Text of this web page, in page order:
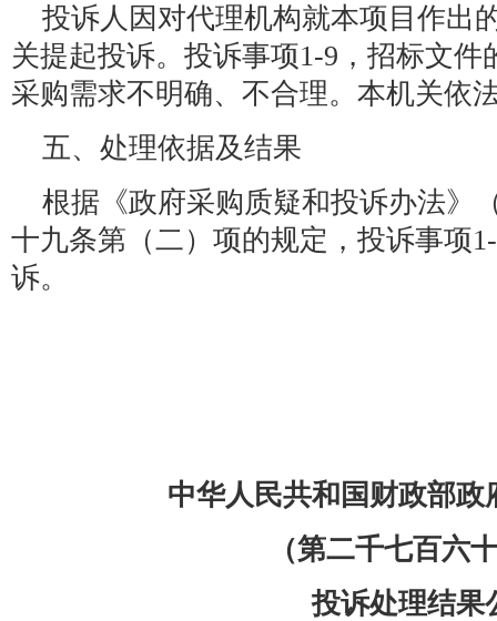
投诉人因对代理机构就本项目作出
关提起投诉。投诉事项1-9，招标文
采购需求不明确、不合理。本机关依
五、处理依据及结果
根据《政府采购质疑和投诉办法》
十九条第（二）项的规定，投诉事项
诉。
中华人民共和国财政部政
（第二千七百六
投诉处理结果